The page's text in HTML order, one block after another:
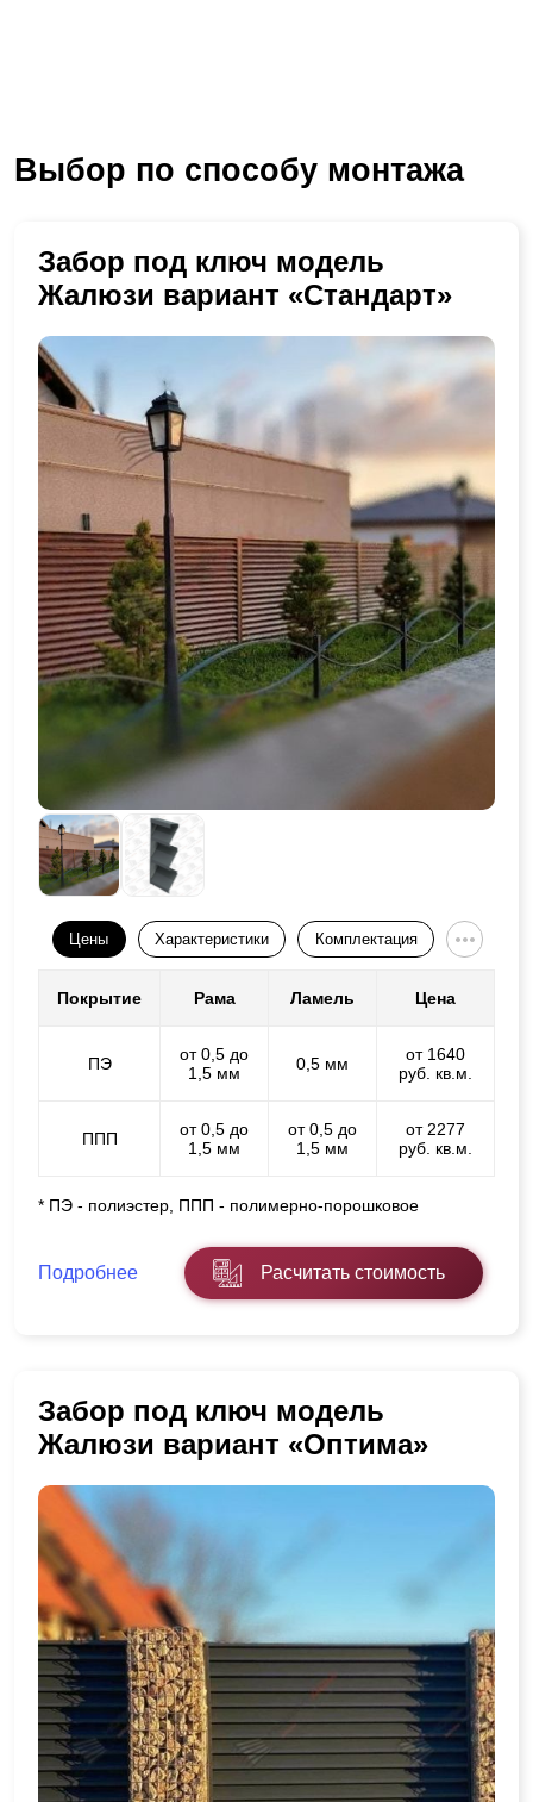
Выбор по способу монтажа
Забор под ключ модель
Жалюзи вариант «Стандарт»
Цены Характеристики Комплектация
Покрытие Рама Ламель Цена
ПЭ
от 0,5 до
1,5 мм
0,5 мм
от 1640
руб. кв.м.
ППП
от 0,5 до
1,5 мм
от 0,5 до
1,5 мм
от 2277
руб. кв.м.
* ПЭ - полиэстер, ППП - полимерно-порошковое
Подробнее Расчитать стоимость
Забор под ключ модель
Жалюзи вариант «Оптима»